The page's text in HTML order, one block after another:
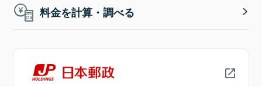
料金を計算・調べる